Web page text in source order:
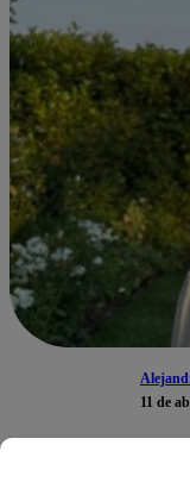
11 de